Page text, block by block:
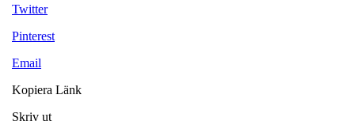
Twitter
Pinterest
Email
Kopiera Länk
Skriv ut